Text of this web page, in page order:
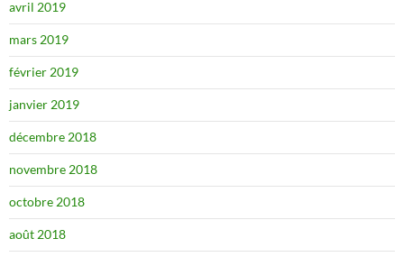
avril 2019
mars 2019
février 2019
janvier 2019
décembre 2018
novembre 2018
octobre 2018
août 2018